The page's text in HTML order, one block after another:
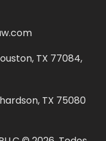
TX 77084,
TX 75080